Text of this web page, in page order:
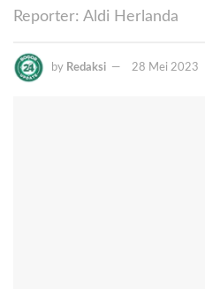
Reporter: Aldi Herlanda
by Redaksi 28 Mei 2023